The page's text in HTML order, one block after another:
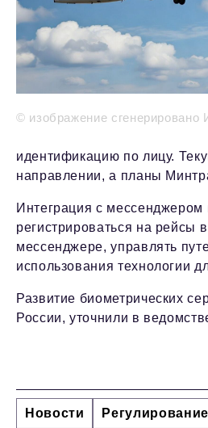
© изображение сгенерировано
идентификацию по лицу.
направлении, а планы
Интеграция с мессенджером
регистрироваться на рейсы
мессенджере, управлять
использования технологии
Развитие биометрических
России, уточнили в
Новости Регулирование